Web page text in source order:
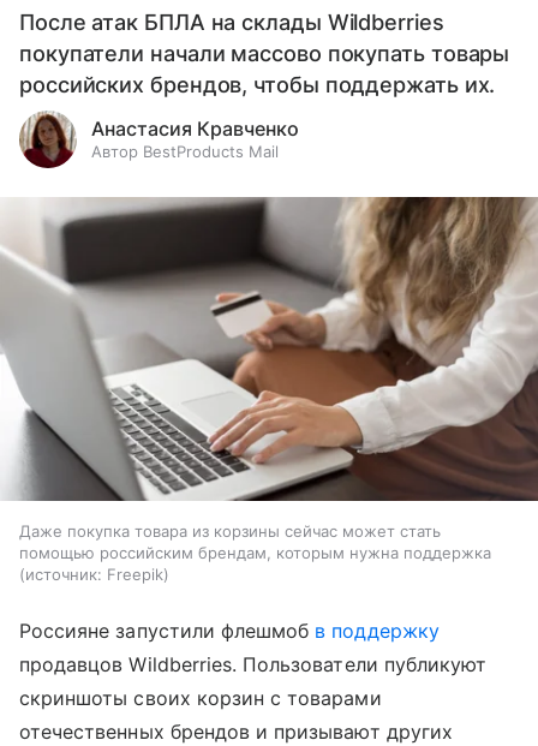
После атак БПЛА на склады Wildberries
покупатели начали массово покупать товары
российских брендов, чтобы поддержать их.
Анастасия Кравченко
Автор BestProducts Mail
Даже покупка товара из корзины сейчас может стать
помощью российским брендам, которым нужна поддержка
источник: Freepik
Россияне запустили флешмоб в поддержку
продавцов Wildberries. Пользователи публикуют
скриншоты своих корзин с товарами
отечественных брендов и призывают других